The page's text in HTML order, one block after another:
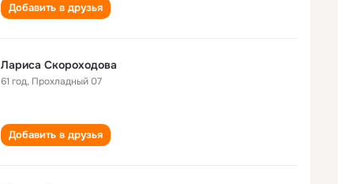
Добавить в друзья
Лариса Скороходова
61 год, Прохладный 07
Добавить в друзья